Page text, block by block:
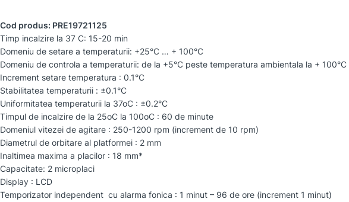
Cod produs: PRE19721125
Timp incalzire la 37 C: 15-20 min
Domeniu de setare a temperaturii: +25°C … + 100°C
Domeniu de controla a temperaturii: de la +5°C peste temperatura ambientala la + 100°C
Increment setare temperatura : 0.1°C
Stabilitatea temperaturii : ±0.1°C
Uniformitatea temperaturii la 37oC : ±0.2°C
Timpul de incalzire de la 25oC la 100oC : 60 de minute
Domeniul vitezei de agitare : 250-1200 rpm (increment de 10 rpm)
Diametrul de orbitare al platformei : 2 mm
Inaltimea maxima a placilor : 18 mm*
Capacitate: 2 microplaci
Display : LCD
Temporizator independent cu alarma fonica : 1 minut – 96 de ore (increment 1 minut)